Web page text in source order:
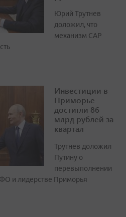
Юрий Трутнев
доложил, что
механизм САР
Инвестиции в
Приморье
достигли 86
млрд рублей за
квартал
Трутнев доложил
Путину о
перевыполнении
и лидерстве Приморья